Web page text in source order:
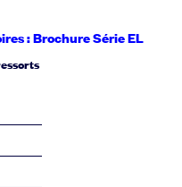
: Brochure Série EL